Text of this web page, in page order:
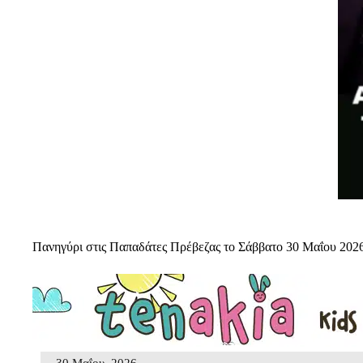
Πανηγύρι στις Παπαδάτες Πρέβεζας το Σάββατο 30 Μαΐου